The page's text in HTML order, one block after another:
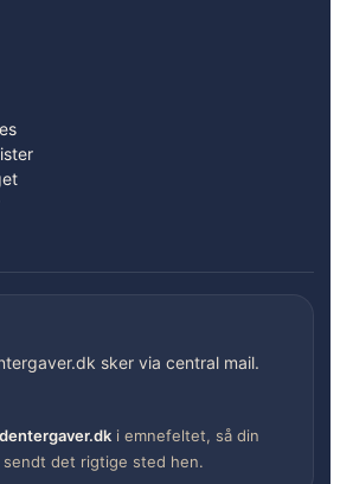
sker via central mail.
i emnefeltet, så din
det rigtige sted hen.